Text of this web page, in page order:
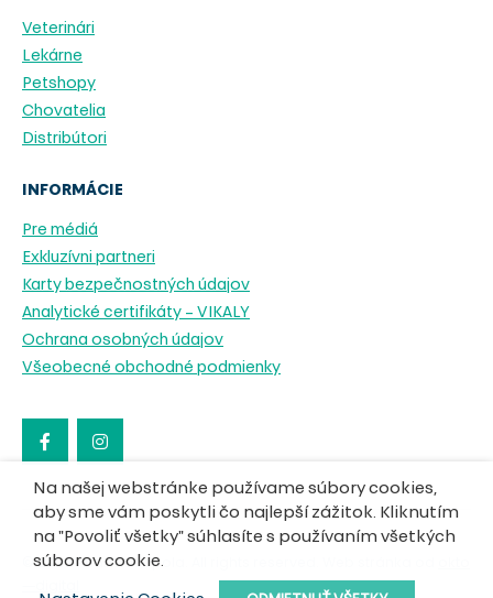
Veterinári
Lekárne
Petshopy
Chovatelia
Distribútori
INFORMÁCIE
Pre médiá
Exkluzívni partneri
Karty bezpečnostných údajov
Analytické certifikáty – VIKALY
Ochrana osobných údajov
Všeobecné obchodné podmienky
© 2023 Pharmacopola. All rights reserved. Web stránka od
Na našej webstránke používame súbory cookies,
aby sme vám poskytli čo najlepší zážitok. Kliknutím
na "Povoliť všetky" súhlasíte s používaním všetkých
súborov cookie.